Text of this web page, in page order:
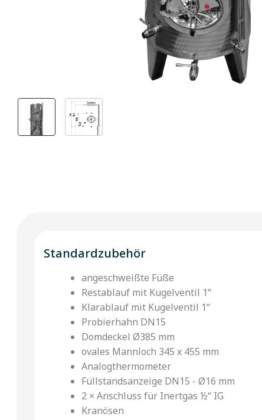
Standardzubehör
angeschweißte Füße
Restablauf mit Kugelventil 1“
Klarablauf mit Kugelventil 1“
Probierhahn DN15
Domdeckel Ø385 mm
ovales Mannloch 345 x 455 mm
Analogthermometer
Füllstandsanzeige DN15 - Ø16 mm
2 × Anschluss für Inertgas ½‘‘ IG
Kranösen